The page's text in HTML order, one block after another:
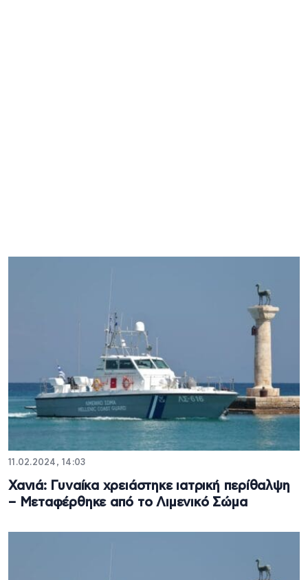
11.02.2024, 14:03
Χανιά: Γυναίκα χρειάστηκε ιατρική περίθαλψη
– Μεταφέρθηκε από το Λιμενικό Σώμα